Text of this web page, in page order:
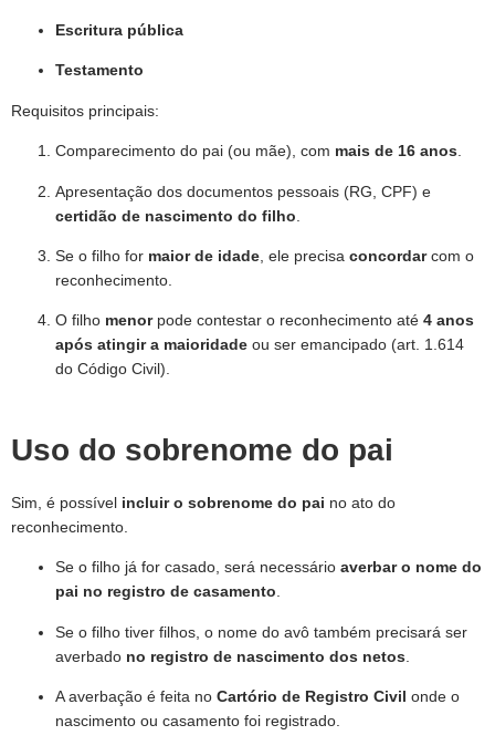
Escritura pública
Testamento
Requisitos principais:
Comparecimento do pai (ou mãe), com mais de 16 anos.
Apresentação dos documentos pessoais (RG, CPF) e
certidão de nascimento do filho
Se o filho for maior de idade , ele precisa concordarcom o
reconhecimento.
O filho menorpode contestar o reconhecimento até 4 anos
após atingir a maioridade ou ser emancipado (art. 1.614
do Código Civil).
Uso do sobrenome do pai
Sim, é possível incluir o sobrenome do pai no ato do
reconhecimento.
Se o filho já for casado, será necessário averbar o nome do
pai no registro de casamento
Se o filho tiver filhos, o nome do avô também precisará ser
averbado no registro de nascimento dos netos
A averbação é feita no Cartório de Registro Civil onde o
nascimento ou casamento foi registrado.